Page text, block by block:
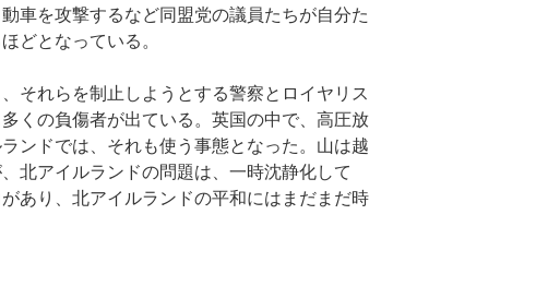
車を攻撃するなど同盟党の議員たちが自分た
どとなっている。
それらを制止しようとする警察とロイヤリス
くの負傷者が出ている。英国の中で、高圧放
ンドでは、それも使う事態となった。山は越
北アイルランドの問題は、一時沈静化して
あり、北アイルランドの平和にはまだまだ時